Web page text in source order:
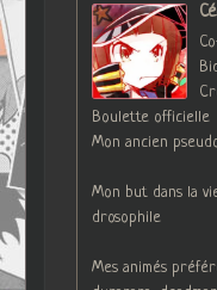
Boulette officielle
Mon ancien
Mon but dans la
drosophile
Mes animés